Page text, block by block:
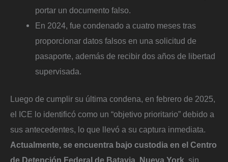
portar un documento falso.
En 2024, fue condenado a cuatro meses tras
proporcionar datos falsos en una solicitud de
pasaporte, además de recibir dos años de libertad
supervisada.
Luego de cumplir su última condena, en febrero de 2025,
el ICE lo identificó como un “objetivo prioritario” debido a
sus antecedentes, lo que llevó a su captura inmediata.
Actualmente, se encuentra bajo custodia en el Centro
de Detención Federal de Batavia, Nueva York , sin